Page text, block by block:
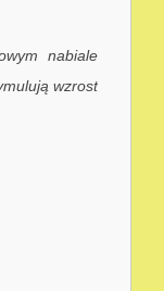
nabiale
wzrost